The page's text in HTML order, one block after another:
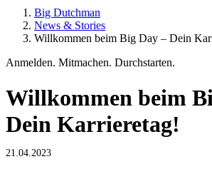
Big Dutchman
News & Stories
Willkommen beim Big Day – Dein
Anmelden. Mitmachen. Durchstarten.
Willkommen beim
Dein Karrieretag!
21.04.2023